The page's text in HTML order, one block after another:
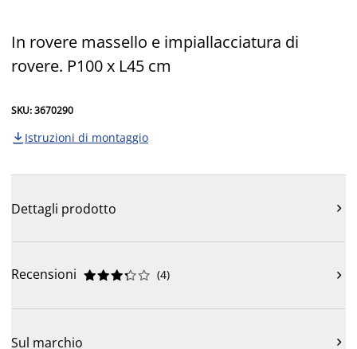
In rovere massello e impiallacciatura di
rovere. P100 x L45 cm
SKU: 3670290
 Istruzioni di montaggio
Dettagli prodotto 
Recensioni 




 (4) 
Sul marchio 